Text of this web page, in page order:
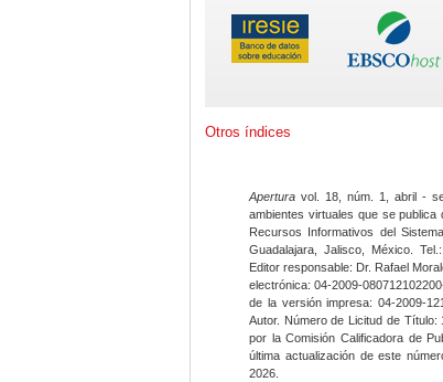
Otros índices
Apertura vol. 18, núm. 1, abril -
ambientes virtuales que se
Recursos Informativos del
Guadalajara, Jalisco, México.
Editor responsable: Dr. Rafael
electrónica: 04-2009-
de la versión impresa: 04-2009-
Autor. Número de Licitud de
por la Comisión Calificadora de
última actualización de este
2026.